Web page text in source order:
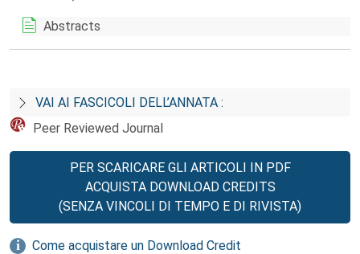
Abstracts
VAI AI FASCICOLI DELL’ANNATA :
Peer Reviewed Journal
PER SCARICARE GLI ARTICOLI IN PDF
ACQUISTA DOWNLOAD CREDITS
(SENZA VINCOLI DI TEMPO E DI RIVISTA)
Come acquistare un Download Credit